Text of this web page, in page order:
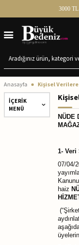
3000
Anasayfa Kişisel
İÇERIK
MENÜ
NÜDE
1-
07/04/
haiz